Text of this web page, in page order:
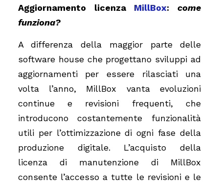
Aggiornamento licenza MillBox:come
funziona?
A differenza della maggior parte delle
software house che progettano sviluppi ad
aggiornamenti per essere rilasciati una
volta l’anno, MillBox vanta evoluzioni
continue e revisioni frequenti, che
introducono costantemente funzionalità
utili per l’ottimizzazione di ogni fase della
produzione digitale. L’acquisto della
licenza di manutenzione di MillBox
consente l’accesso a tutte le revisioni e le